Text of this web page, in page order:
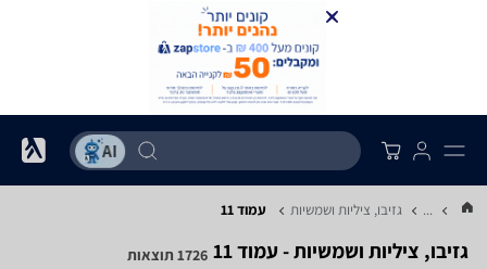
... גזיבו, ציליות ושמשיות עמוד 11
גזיבו, ציליות ושמשיות - עמוד 11 1726 תוצאות